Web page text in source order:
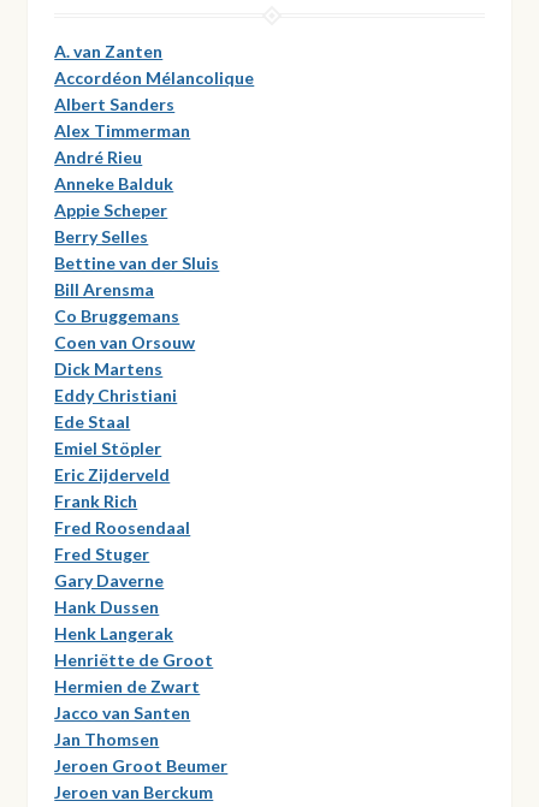
A. van Zanten
Accordéon Mélancolique
Albert Sanders
Alex Timmerman
André Rieu
Anneke Balduk
Appie Scheper
Berry Selles
Bettine van der Sluis
Bill Arensma
Co Bruggemans
Coen van Orsouw
Dick Martens
Eddy Christiani
Ede Staal
Emiel Stöpler
Eric Zijderveld
Frank Rich
Fred Roosendaal
Fred Stuger
Gary Daverne
Hank Dussen
Henk Langerak
Henriëtte de Groot
Hermien de Zwart
Jacco van Santen
Jan Thomsen
Jeroen Groot Beumer
Jeroen van Berckum